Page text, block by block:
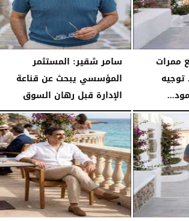
ممرات
توجيه
سامر شقير: المستثمر
المؤسسي يبحث عن قناعة
الإدارة قبل رهان السوق
السبت، 25 يوليو 2026 03:55 مـ